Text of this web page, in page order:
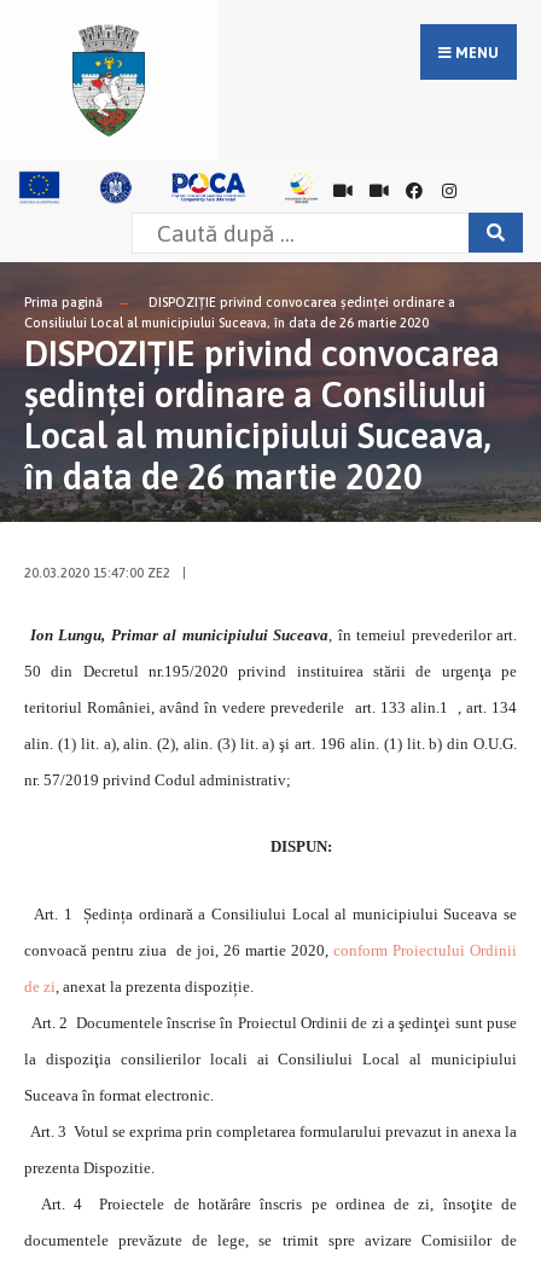
MENU
Prima pagină
DISPOZIŢIE privind convocarea şedinţei ordinare a
Consiliului Local al municipiului Suceava, în data de 26 martie 2020
DISPOZIŢIE privind convocarea
şedinţei ordinare a Consiliului
Local al municipiului Suceava,
în data de 26 martie 2020
20.03.2020 15:47:00 ZE2
Ion Lungu, Primar al municipiului Suceava , în temeiul prevederilor art.
50 din Decretul nr.195/2020 privind instituirea stării de urgenţa pe
teritoriul României, având în vedere prevederile art. 133 alin.1 , art. 134
alin. (1) lit. a), alin. (2), alin. (3) lit. a) şi art. 196 alin. (1) lit. b) din O.U.G.
nr. 57/2019 privind Codul administrativ;
DISPUN:
Art. 1 Ședința ordinară a Consiliului Local al municipiului Suceava se
convoacă pentru ziua de joi, 26 martie 2020, conform Proiectului Ordinii
de zi , anexat la prezenta dispoziție.
Art. 2 Documentele înscrise în Proiectul Ordinii de zi a şedinţei sunt puse
la dispoziţia consilierilor locali ai Consiliului Local al municipiului
Suceava în format electronic.
Art. 3 Votul se exprima prin completarea formularului prevazut in anexa la
prezenta Dispozitie.
Art. 4 Proiectele de hotărâre înscris pe ordinea de zi, însoţite de
documentele prevăzute de lege, se trimit spre avizare Comisiilor de